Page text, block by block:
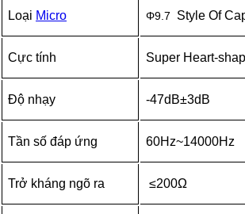
Loại Micro Φ9.7 Style Of
Cực tính Super Heart-
Độ nhạy -47dB±3dB
Tần số đáp ứng 60Hz~14000Hz
Trở kháng ngõ ra ≤200Ω